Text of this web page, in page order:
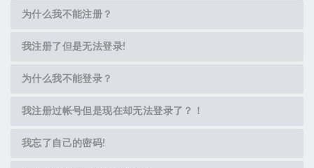
为什么我不能注册？
我注册了但是无法登录!
为什么我不能登录？
我注册过帐号但是现在却无法登录了？！
我忘了自己的密码!